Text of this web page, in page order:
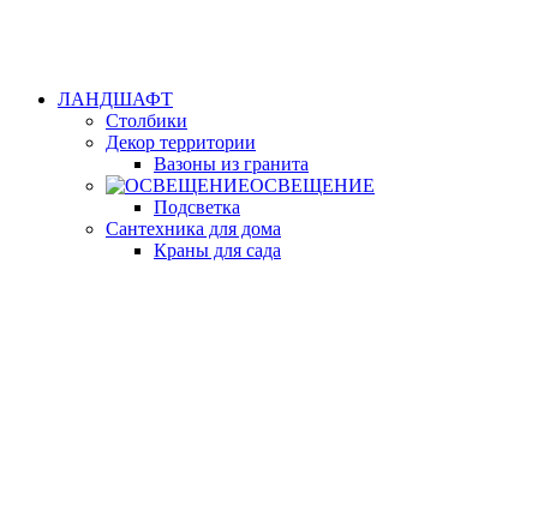
ЛАНДШАФТ
Столбики
Декор территории
Вазоны из гранита
ОСВЕЩЕНИЕ
Подсветка
Сантехника для дома
Краны для сада